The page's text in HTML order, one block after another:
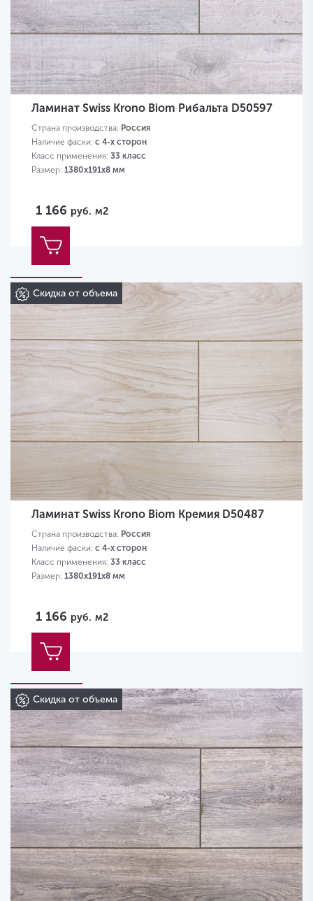
Ламинат Swiss Krono Biom Рибальта D50597
Страна производства: Россия
Наличие фаски: с 4-х сторон
Класс применения: 33 класс
Размер: 1380х191х8 мм
1 166 руб. м2
Скидка от объема
Ламинат Swiss Krono Biom Кремия D50487
Страна производства: Россия
Наличие фаски: с 4-х сторон
Класс применения: 33 класс
Размер: 1380х191х8 мм
1 166 руб. м2
Скидка от объема